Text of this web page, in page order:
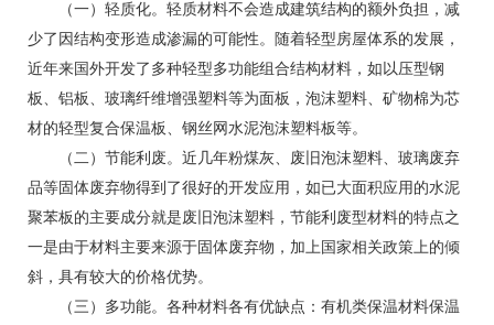
（一）轻质化。轻质材料不会造成建筑结构的额外负担，减
少了因结构变形造成渗漏的可能性。随着轻型房屋体系的发展，
近年来国外开发了多种轻型多功能组合结构材料，如以压型钢
板、铝板、玻璃纤维增强塑料等为面板，泡沫塑料、矿物棉为芯
材的轻型复合保温板、钢丝网水泥泡沫塑料板等。
（二）节能利废。近几年粉煤灰、废旧泡沫塑料、玻璃废弃
品等固体废弃物得到了很好的开发应用，如已大面积应用的水泥
聚苯板的主要成分就是废旧泡沫塑料，节能利废型材料的特点之
一是由于材料主要来源于固体废弃物，加上国家相关政策上的倾
斜，具有较大的价格优势。
（三）多功能。各种材料各有优缺点：有机类保温材料保温